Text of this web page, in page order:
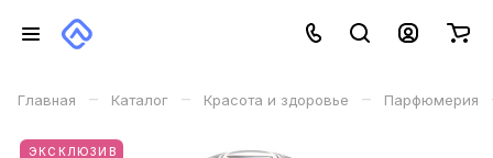
Главная – Каталог – Красота и здоровье – Парфюмерия
ЭКСКЛЮЗИВ